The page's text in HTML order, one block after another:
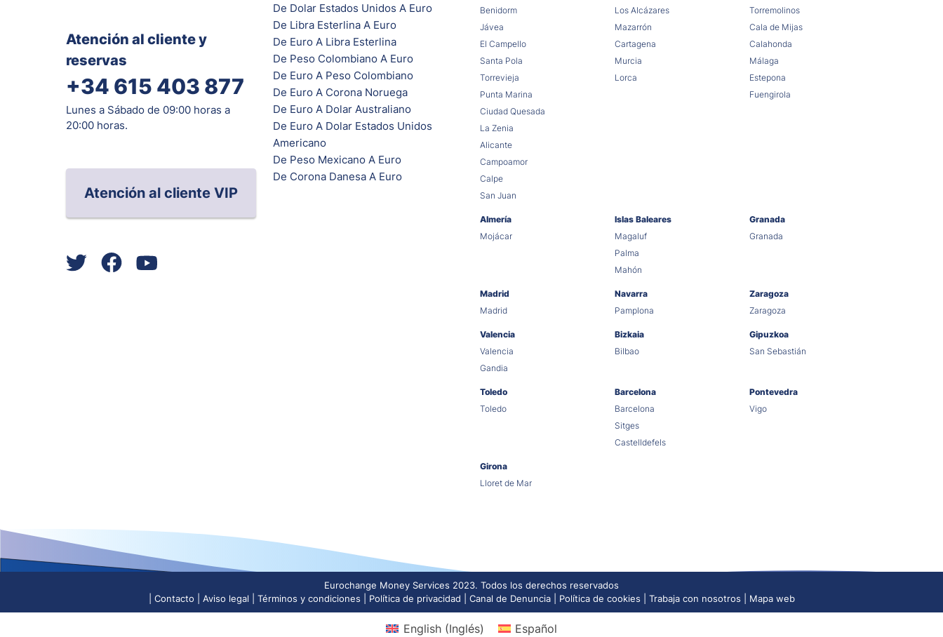
Atención al cliente y
reservas
+34 615 403 877
Lunes a Sábado de 09:00 horas a
20:00 horas.
Atención al cliente VIP
De Dolar Estados Unidos A Euro
De Libra Esterlina A Euro
De Euro A Libra Esterlina
De Peso Colombiano A Euro
De Euro A Peso Colombiano
De Euro A Corona Noruega
De Euro A Dolar Australiano
De Euro A Dolar Estados Unidos
Americano
De Peso Mexicano A Euro
De Corona Danesa A Euro
Benidorm
Jávea
El Campello
Santa Pola
Torrevieja
Punta Marina
Ciudad Quesada
La Zenia
Alicante
Campoamor
Calpe
San Juan
Los Alcázares
Mazarrón
Cartagena
Murcia
Lorca
Torremolinos
Cala de Mijas
Calahonda
Málaga
Estepona
Fuengirola
Almería
Mojácar
Islas Baleares
Magaluf
Palma
Mahón
Granada
Granada
Madrid
Madrid
Navarra
Pamplona
Zaragoza
Zaragoza
Valencia
Valencia
Gandia
Bizkaia
Bilbao
Gipuzkoa
San Sebastián
Toledo
Toledo
Barcelona
Barcelona
Sitges
Castelldefels
Pontevedra
Vigo
Girona
Lloret de Mar
Eurochange Money Services 2023. Todos los derechos reservados
Contacto
Aviso legal Términos y condiciones Política de privacidad Canal de Denuncia Política de cookies Trabaja con nosotros Mapa web
English(Inglés) Español